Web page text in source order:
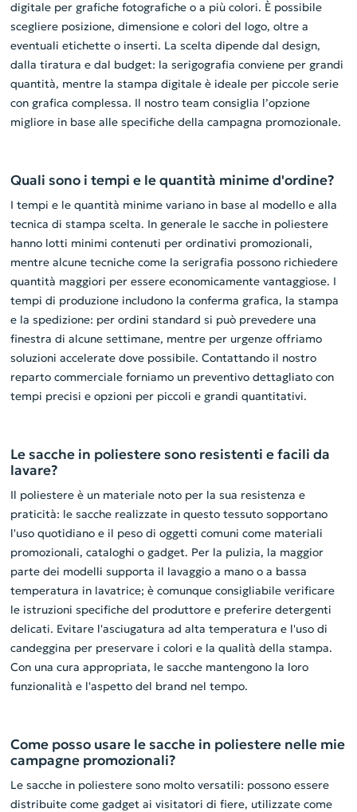
digitale per grafiche fotografiche o a più colori. È possibile
scegliere posizione, dimensione e colori del logo, oltre a
eventuali etichette o inserti. La scelta dipende dal design,
dalla tiratura e dal budget: la serigografia conviene per grandi
quantità, mentre la stampa digitale è ideale per piccole serie
con grafica complessa. Il nostro team consiglia l’opzione
migliore in base alle specifiche della campagna promozionale.
Quali sono i tempi e le quantità minime d'ordine?
I tempi e le quantità minime variano in base al modello e alla
tecnica di stampa scelta. In generale le sacche in poliestere
hanno lotti minimi contenuti per ordinativi promozionali,
mentre alcune tecniche come la serigrafia possono richiedere
quantità maggiori per essere economicamente vantaggiose. I
tempi di produzione includono la conferma grafica, la stampa
e la spedizione: per ordini standard si può prevedere una
finestra di alcune settimane, mentre per urgenze offriamo
soluzioni accelerate dove possibile. Contattando il nostro
reparto commerciale forniamo un preventivo dettagliato con
tempi precisi e opzioni per piccoli e grandi quantitativi.
Le sacche in poliestere sono resistenti e facili da
lavare?
Il poliestere è un materiale noto per la sua resistenza e
praticità: le sacche realizzate in questo tessuto sopportano
l'uso quotidiano e il peso di oggetti comuni come materiali
promozionali, cataloghi o gadget. Per la pulizia, la maggior
parte dei modelli supporta il lavaggio a mano o a bassa
temperatura in lavatrice; è comunque consigliabile verificare
le istruzioni specifiche del produttore e preferire detergenti
delicati. Evitare l'asciugatura ad alta temperatura e l'uso di
candeggina per preservare i colori e la qualità della stampa.
Con una cura appropriata, le sacche mantengono la loro
funzionalità e l'aspetto del brand nel tempo.
Come posso usare le sacche in poliestere nelle mie
campagne promozionali?
Le sacche in poliestere sono molto versatili: possono essere
distribuite come gadget ai visitatori di fiere, utilizzate come